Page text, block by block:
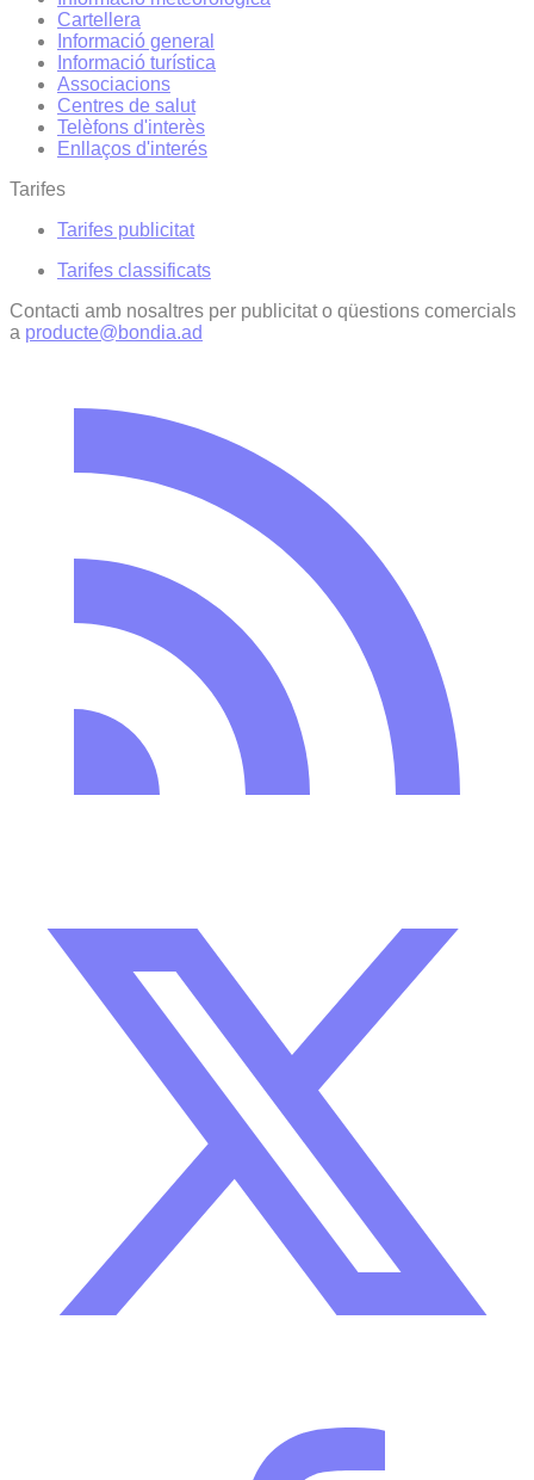
Cartellera
Informació general
Informació turística
Associacions
Centres de salut
Telèfons d'interès
Enllaços d'interés
Tarifes
Tarifes publicitat
Tarifes classificats
Contacti amb nosaltres per publicitat o qüestions comercials
a producte@bondia.ad